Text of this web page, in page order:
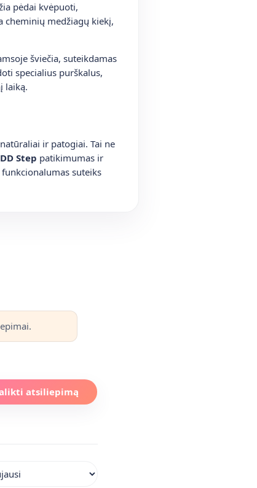
pėdai kvėpuoti,
cheminių medžiagų kiekį,
šviečia, suteikdamas
specialius purškalus,
laiką.
ir patogiai. Tai ne
DD Step patikimumas ir
suteiks
atsiliepimą